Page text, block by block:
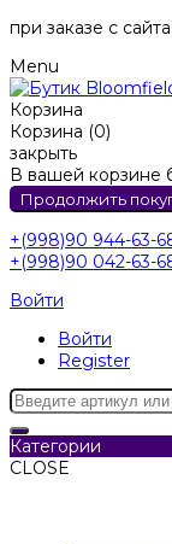
при заказе с
Menu
Корзина
Корзина (0)
закрыть
В вашей корзине
Продолжить
+(998)90 944-63-
+(998)90 042-63-
Войти
Войти
Register
Категории
CLOSE